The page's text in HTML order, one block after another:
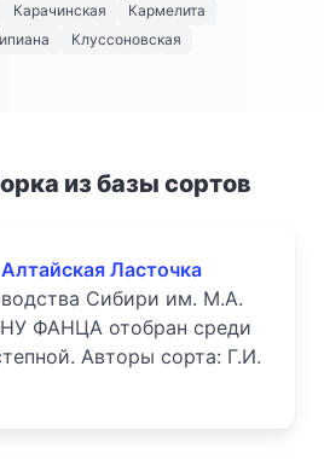
Карачинская
Кармелита
Клуссоновская
из базы сортов
Алтайская Ласточка
Сибири им. М.А.
ФАНЦА отобран среди
Авторы сорта: Г.И.